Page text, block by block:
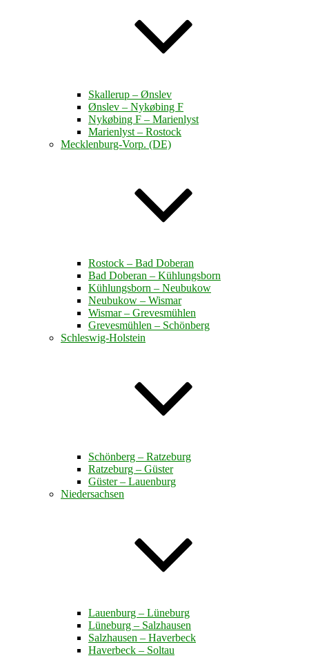
Skallerup – Ønslev
Ønslev – Nykøbing F
Nykøbing F – Marienlyst
Marienlyst – Rostock
Mecklenburg-Vorp. (DE)
Rostock – Bad Doberan
Bad Doberan – Kühlungsborn
Kühlungsborn – Neubukow
Neubukow – Wismar
Wismar – Grevesmühlen
Grevesmühlen – Schönberg
Schleswig-Holstein
Schönberg – Ratzeburg
Ratzeburg – Güster
Güster – Lauenburg
Niedersachsen
Lauenburg – Lüneburg
Lüneburg – Salzhausen
Salzhausen – Haverbeck
Haverbeck – Soltau